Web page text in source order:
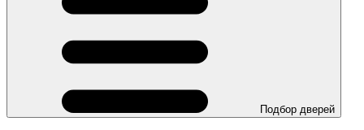
Подбор дверей